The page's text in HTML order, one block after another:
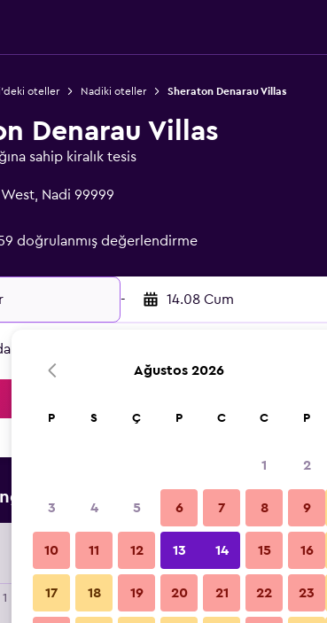
oteller Nadiki oteller Sheraton Denarau Villas
Denarau Villas
sahip kiralık tesis
Nadi 99999
doğrulanmış değerlendirme
- 14.08 Cum
fiyatı En ucuz gecelik fiyat
Tedarikçi
Gecelik
king
₺17.267 Fırsatı Görüntüle
Ağustos 2026
P S Ç P C C P
1 2
3 4 5 6 7 8 9
10 11 12 13 14 15 16
17 18 19 20 21 22 23